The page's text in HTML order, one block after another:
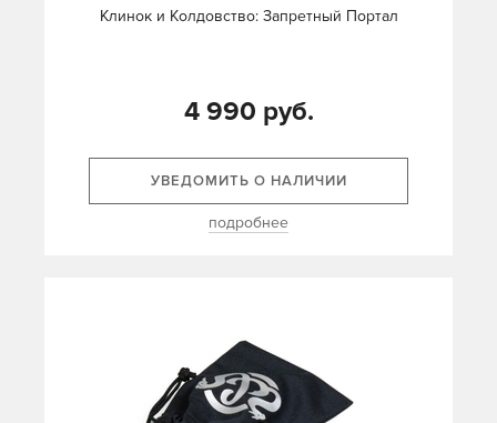
Клинок и Колдовство: Запретный Портал
4 990 руб.
УВЕДОМИТЬ О НАЛИЧИИ
подробнее